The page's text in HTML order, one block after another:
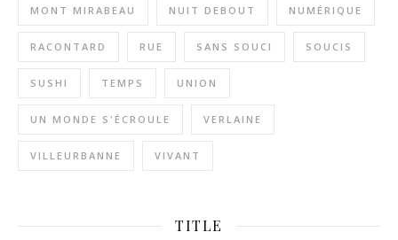
MONT MIRABEAU NUIT DEBOUT NUMÉRIQUE
RACONTARD RUE SANS SOUCI SOUCIS
SUSHI TEMPS UNION
UN MONDE S'ÉCROULE VERLAINE
VILLEURBANNE VIVANT
TITLE